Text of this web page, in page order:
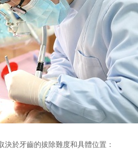
於牙齒的拔除難度和具體位置：